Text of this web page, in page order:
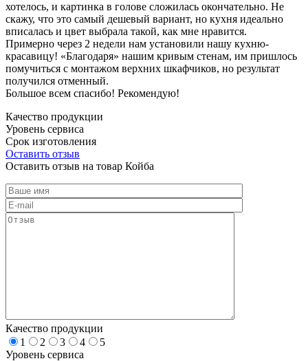
хотелось, и картинка в голове сложилась окончательно. Не
скажу, что это самый дешевый вариант, но кухня идеально
вписалась и цвет выбрала такой, как мне нравится.
Примерно через 2 недели нам установили нашу кухню-
красавицу! «Благодаря» нашим кривым стенам, им пришлось
помучиться с монтажом верхних шкафчиков, но результат
получился отменный.
Большое всем спасибо! Рекомендую!
Качество продукции
Уровень сервиса
Срок изготовления
Оставить отзыв
Оставить отзыв на товар Койба
Качество продукции
1
2 3 4
5
Уровень сервиса